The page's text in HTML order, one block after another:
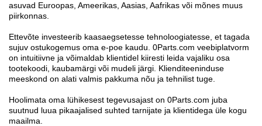
asuvad Euroopas, Ameerikas, Aasias, Aafrikas või mõnes muus
piirkonnas.
Ettevõte investeerib kaasaegsetesse tehnoloogiatesse, et tagada
sujuv ostukogemus oma e-poe kaudu. 0Parts.com veebiplatvorm
on intuitiivne ja võimaldab klientidel kiiresti leida vajaliku osa
tootekoodi, kaubamärgi või mudeli järgi. Klienditeeninduse
meeskond on alati valmis pakkuma nõu ja tehnilist tuge.
Hoolimata oma lühikesest tegevusajast on 0Parts.com juba
suutnud luua pikaajalised suhted tarnijate ja klientidega üle kogu
maailma.